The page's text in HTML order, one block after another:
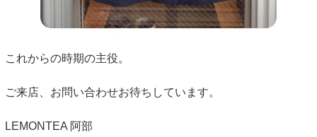
これからの時期の主役。
ご来店、お問い合わせお待ちしています。
LEMONTEA 阿部